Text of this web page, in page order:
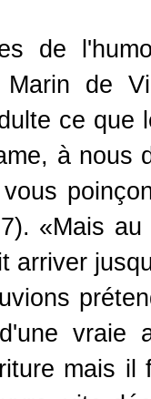
de
Marin de
ce que
à nous
«Mais
arriver
vraie
mais